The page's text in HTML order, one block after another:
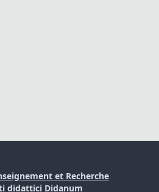
et Recherche
didattici Didanum